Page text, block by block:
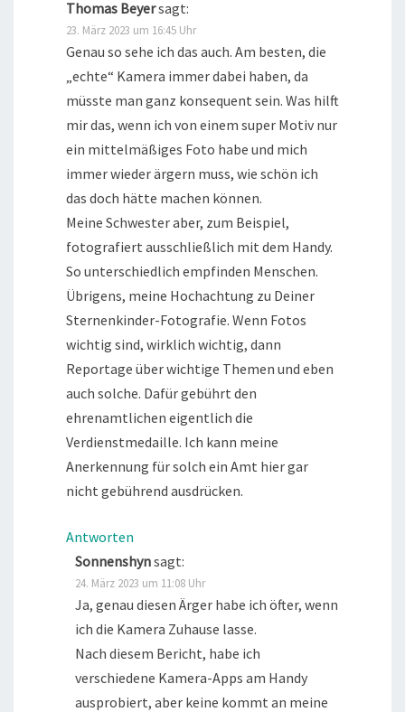
Thomas Beyersagt:
23. März 2023 um 16:45 Uhr
Genau so sehe ich das auch. Am besten, die
„echte“ Kamera immer dabei haben, da
müsste man ganz konsequent sein. Was hilft
mir das, wenn ich von einem super Motiv nur
ein mittelmäßiges Foto habe und mich
immer wieder ärgern muss, wie schön ich
das doch hätte machen können.
Meine Schwester aber, zum Beispiel,
fotografiert ausschließlich mit dem Handy.
So unterschiedlich empfinden Menschen.
Übrigens, meine Hochachtung zu Deiner
Sternenkinder-Fotografie. Wenn Fotos
wichtig sind, wirklich wichtig, dann
Reportage über wichtige Themen und eben
auch solche. Dafür gebührt den
ehrenamtlichen eigentlich die
Verdienstmedaille. Ich kann meine
Anerkennung für solch ein Amt hier gar
nicht gebührend ausdrücken.
Antworten
Sonnenshynsagt:
24. März 2023 um 11:08 Uhr
Ja, genau diesen Ärger habe ich öfter, wenn
ich die Kamera Zuhause lasse.
Nach diesem Bericht, habe ich
verschiedene Kamera-Apps am Handy
ausprobiert, aber keine kommt an meine